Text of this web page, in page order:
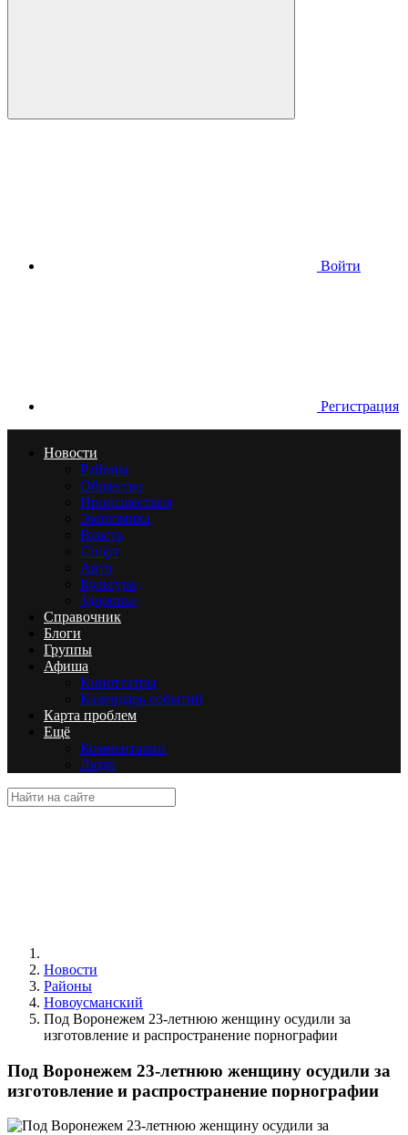
Войти
Регистрация
Новости
Районы
Общество
Происшествия
Экономика
Власть
Спорт
Авто
Культура
Здоровье
Справочник
Блоги
Группы
Афиша
Кинотеатры
Календарь событий
Карта проблем
Ещё
Комментарии
Люди
Новости
Районы
Новоусманский
Под Воронежем 23-летнюю женщину осудили за
изготовление и распространение порнографии
Под Воронежем 23-летнюю женщину осудили за
изготовление и распространение порнографии